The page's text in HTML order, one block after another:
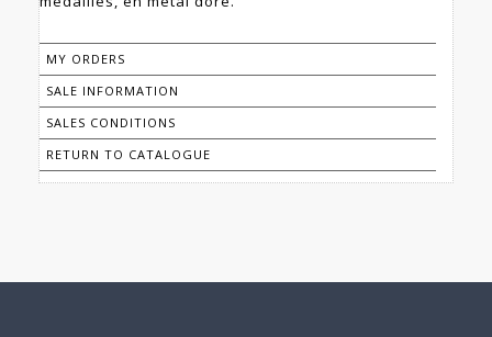
MY ORDERS
SALE INFORMATION
SALES CONDITIONS
RETURN TO CATALOGUE